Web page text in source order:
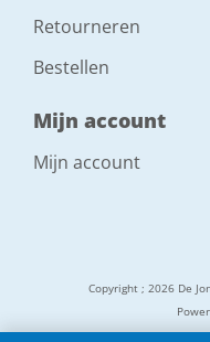
Retourneren
Bestellen
Mijn account
Mijn account
Copyright ; 2026 De